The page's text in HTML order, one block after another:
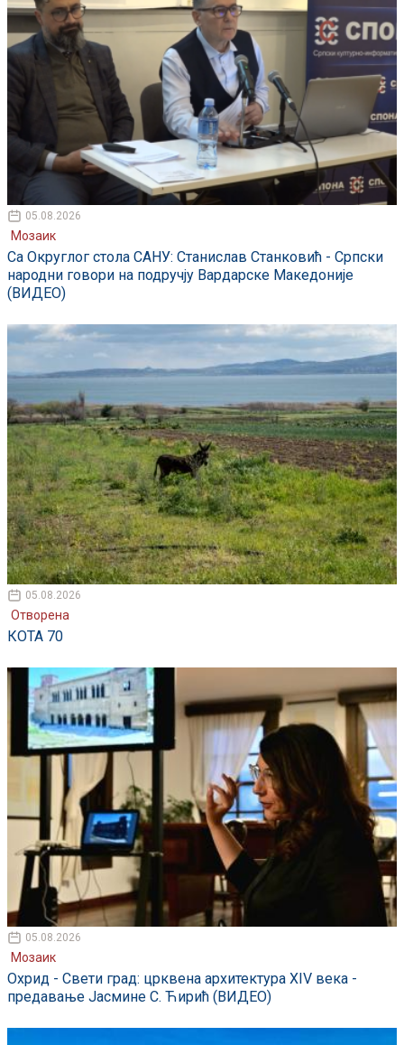
05.08.2026
Мозаик
Са Округлог стола САНУ: Станислав Станковић - Српски
народни говори на подручју Вардарске Македоније
(ВИДЕО)
05.08.2026
Отворена
КОТА 70
05.08.2026
Мозаик
Охрид - Свети град: црквена архитектура XIV века -
предавање Јасмине С. Ћирић (ВИДЕО)